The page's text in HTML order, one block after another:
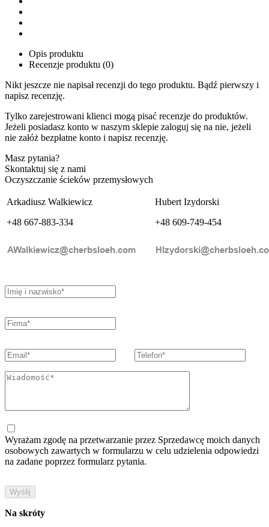
Opis produktu
Recenzje produktu (0)
Nikt jeszcze nie napisał recenzji do tego produktu. Bądź pierwszy i
napisz recenzję.
Tylko zarejestrowani klienci mogą pisać recenzje do produktów.
Jeżeli posiadasz konto w naszym sklepie zaloguj się na nie, jeżeli
nie załóż bezpłatne konto i napisz recenzję.
Masz pytania?
Skontaktuj się z nami
Oczyszczanie ścieków przemysłowych
Arkadiusz Walkiewicz
+48 667-883-334
Hubert Izydorski
+48 609-749-454
Wyrażam zgodę na przetwarzanie przez Sprzedawcę moich danych
osobowych zawartych w formularzu w celu udzielenia odpowiedzi
na zadane poprzez formularz pytania.
Na skróty